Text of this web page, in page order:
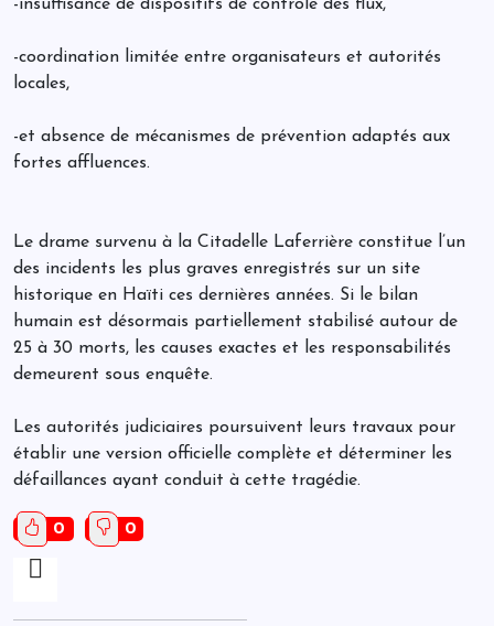
-insuffisance de dispositifs de contrôle des flux,
-coordination limitée entre organisateurs et autorités
locales,
-et absence de mécanismes de prévention adaptés aux
fortes affluences.
Le drame survenu à la Citadelle Laferrière constitue l’un
des incidents les plus graves enregistrés sur un site
historique en Haïti ces dernières années. Si le bilan
humain est désormais partiellement stabilisé autour de
25 à 30 morts, les causes exactes et les responsabilités
demeurent sous enquête.
Les autorités judiciaires poursuivent leurs travaux pour
établir une version officielle complète et déterminer les
défaillances ayant conduit à cette tragédie.
0 0